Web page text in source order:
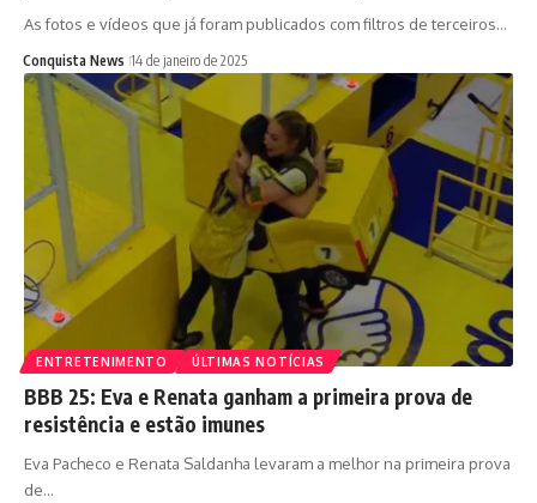
As fotos e vídeos que já foram publicados com filtros de terceiros…
Conquista News 14 de janeiro de 2025
ENTRETENIMENTO ÚLTIMAS NOTÍCIAS
BBB 25: Eva e Renata ganham a primeira prova de
resistência e estão imunes
Eva Pacheco e Renata Saldanha levaram a melhor na primeira prova
de…